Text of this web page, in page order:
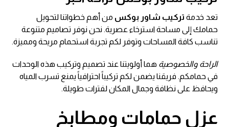
تعد خدمة تركيب شاور بوكس من أهم خطواتنا لتحويل
حمامك إلى مساحة استرخاء عصرية. نحن نوفر تصاميم متنوعة
تناسب كافة المساحات وتوفر لكم تجربة استحمام مريحة ومميزة.
الراحة والخصوصية هما أولويتنا عند تصميم وتركيب هذه الوحدات
في حمامكم. فريقنا يضمن لكم تركيباً احترافياً يمنع تسرب المياه
ويحافظ على نظافة وجمال المكان لفترات طويلة.
عزل حمامات ومطابخ